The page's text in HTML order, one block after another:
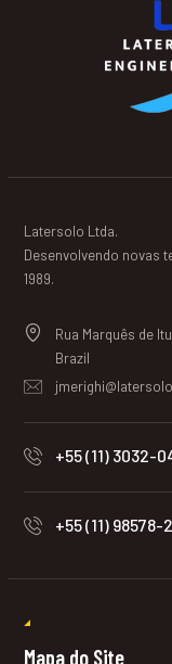
Latersolo Ltda.
Desenvolvendo novas
1989.
Rua Marquês de
Brazil
+55 (11) 3032-
+55 (11) 98578-
Mapa do Site